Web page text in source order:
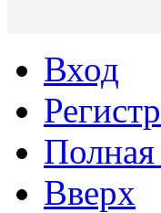
Вход
Полная
Вверх